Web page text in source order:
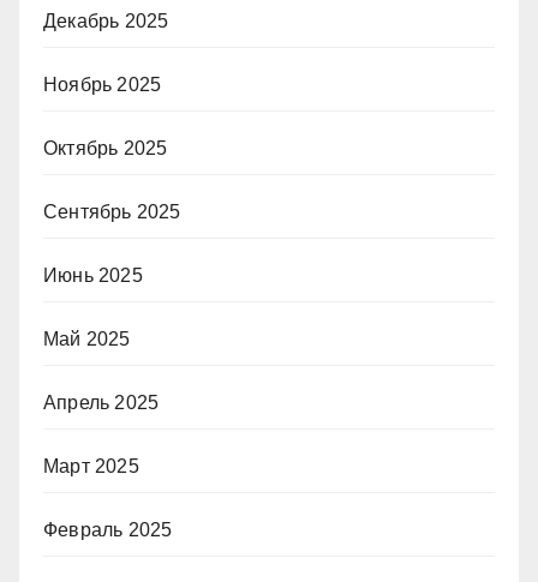
Декабрь 2025
Ноябрь 2025
Октябрь 2025
Сентябрь 2025
Июнь 2025
Май 2025
Апрель 2025
Март 2025
Февраль 2025